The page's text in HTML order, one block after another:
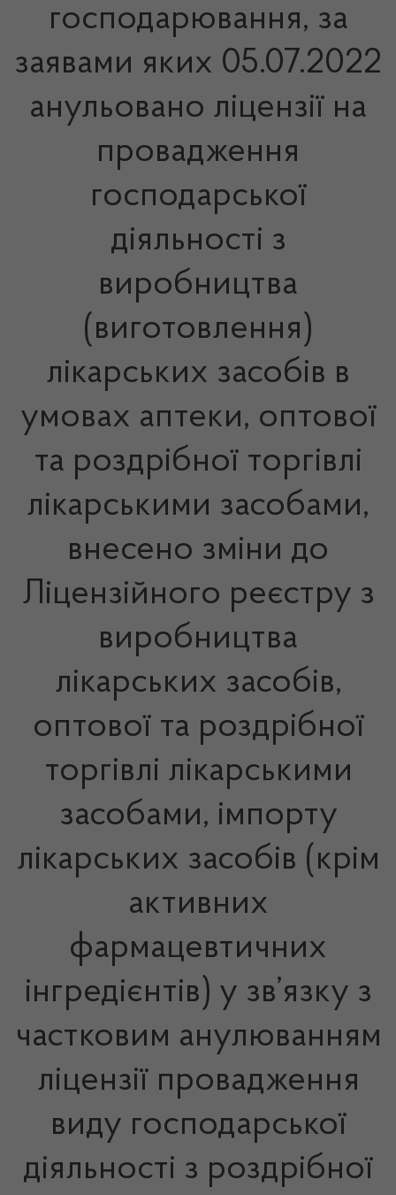
господарювання, за
заявами яких 05.07.2022
анульовано ліцензії на
провадження
господарської
діяльності з
виробництва
(виготовлення)
лікарських засобів в
умовах аптеки, оптової
та роздрібної торгівлі
лікарськими засобами,
внесено зміни до
Ліцензійного реєстру з
виробництва
лікарських засобів,
оптової та роздрібної
торгівлі лікарськими
засобами, імпорту
лікарських засобів (крім
активних
фармацевтичних
інгредієнтів) у зв’язку з
частковим анулюванням
ліцензії провадження
виду господарської
діяльності з роздрібної